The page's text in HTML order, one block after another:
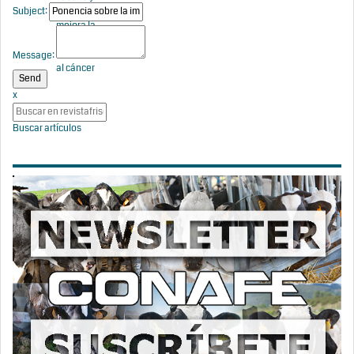
lácteos
mejora la
al cáncer
Subject:
Message:
x
Buscar artículos